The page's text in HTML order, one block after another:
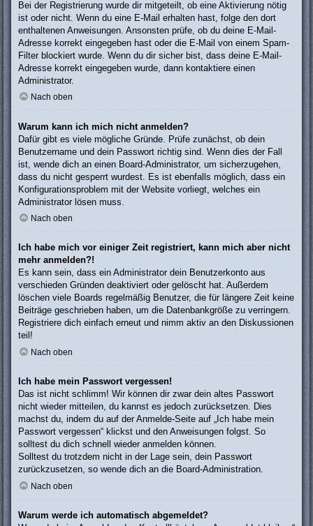
Bei der Registrierung wurde dir mitgeteilt, ob eine Aktivierung nötig
ist oder nicht. Wenn du eine E-Mail erhalten hast, folge den dort
enthaltenen Anweisungen. Ansonsten prüfe, ob du deine E-Mail-
Adresse korrekt eingegeben hast oder die E-Mail von einem Spam-
Filter blockiert wurde. Wenn du dir sicher bist, dass deine E-Mail-
Adresse korrekt eingegeben wurde, dann kontaktiere einen
Administrator.
Nach oben
Warum kann ich mich nicht anmelden?
Dafür gibt es viele mögliche Gründe. Prüfe zunächst, ob dein
Benutzername und dein Passwort richtig sind. Wenn dies der Fall
ist, wende dich an einen Board-Administrator, um sicherzugehen,
dass du nicht gesperrt wurdest. Es ist ebenfalls möglich, dass ein
Konfigurationsproblem mit der Website vorliegt, welches ein
Administrator lösen muss.
Nach oben
Ich habe mich vor einiger Zeit registriert, kann mich aber nicht
mehr anmelden?!
Es kann sein, dass ein Administrator dein Benutzerkonto aus
verschieden Gründen deaktiviert oder gelöscht hat. Außerdem
löschen viele Boards regelmäßig Benutzer, die für längere Zeit keine
Beiträge geschrieben haben, um die Datenbankgröße zu verringern.
Registriere dich einfach erneut und nimm aktiv an den Diskussionen
teil!
Nach oben
Ich habe mein Passwort vergessen!
Das ist nicht schlimm! Wir können dir zwar dein altes Passwort
nicht wieder mitteilen, du kannst es jedoch zurücksetzen. Dies
machst du, indem du auf der Anmelde-Seite auf „Ich habe mein
Passwort vergessen“ klickst und den Anweisungen folgst. So
solltest du dich schnell wieder anmelden können.
Solltest du trotzdem nicht in der Lage sein, dein Passwort
zurückzusetzen, so wende dich an die Board-Administration.
Nach oben
Warum werde ich automatisch abgemeldet?